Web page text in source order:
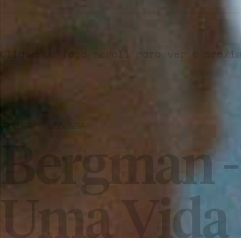
Clique ou faça scroll para ver o
Bergman
Uma Vida